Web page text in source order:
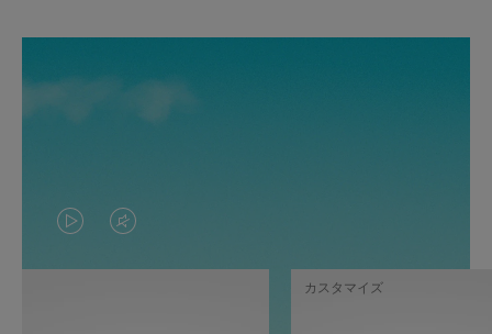
VIDEO
IS
VIDEO
IS
カスタマイズ